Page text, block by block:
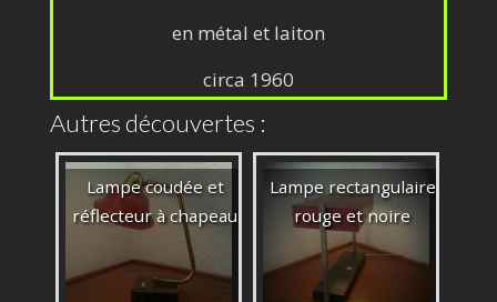
en métal et laiton
circa 1960
Autres découvertes :
Lampe coudée et
réflecteur à chapeau
Lampe rectangulaire
rouge et noire